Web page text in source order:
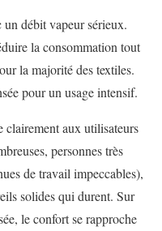
un débit vapeur sérieux.
la consommation tout
la majorité des textiles.
pour un usage intensif.
clairement aux utilisateurs
personnes très
de travail impeccables),
solides qui durent. Sur
le confort se rapproche